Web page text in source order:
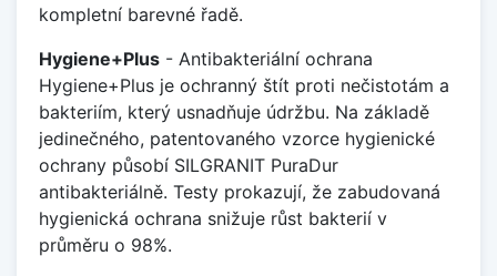
kompletní barevné řadě.
Hygiene+Plus - Antibakteriální ochrana
Hygiene+Plus je ochranný štít proti nečistotám a
bakteriím, který usnadňuje údržbu. Na základě
jedinečného, patentovaného vzorce hygienické
ochrany působí SILGRANIT PuraDur
antibakteriálně. Testy prokazují, že zabudovaná
hygienická ochrana snižuje růst bakterií v
průměru o 98%.